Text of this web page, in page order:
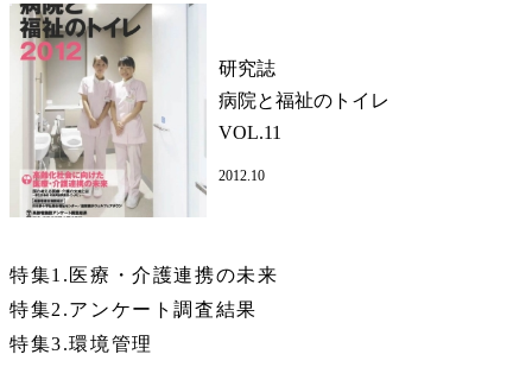
研究誌
病院と福祉のトイレ
VOL.11
2012.10
特集1.医療・介護連携の未来
特集2.アンケート調査結果
特集3.環境管理